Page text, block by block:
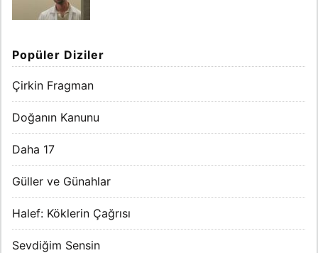
Popüler Diziler
Çirkin Fragman
Doğanın Kanunu
Daha 17
Güller ve Günahlar
Halef: Köklerin Çağrısı
Sevdiğim Sensin